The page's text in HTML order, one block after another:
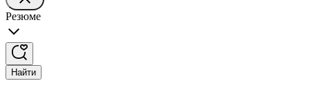
Резюме
Найти